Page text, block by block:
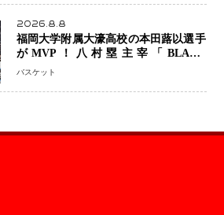
2026.8.8
福岡大学附属大濠高校の本田蕗以選手
がMVP！八村塁主宰「BLACK
SAMURAI SUMMIT 2026」で存在
なった」
バスケット